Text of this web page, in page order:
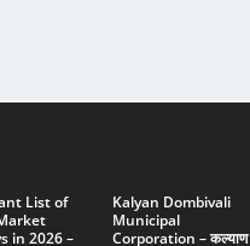
List of
in 2026 –
Kalyan Dombivali
Municipal
Corporation – कल्याण